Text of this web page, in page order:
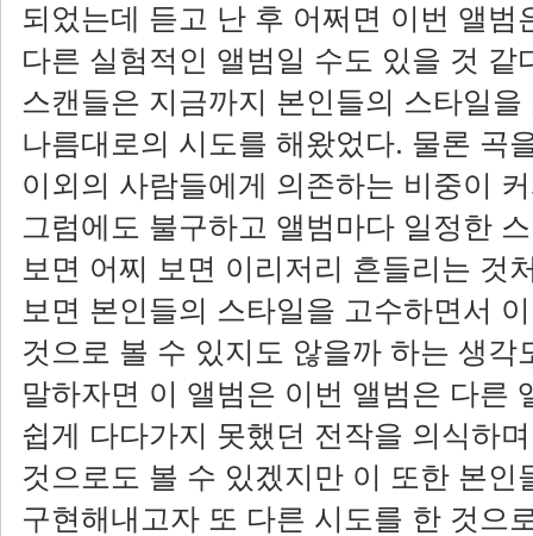
되었는데 듣고 난 후 어쩌면 이번 앨범
다른 실험적인 앨범일 수도 있을 것 같
스캔들은 지금까지 본인들의 스타일
나름대로의 시도를 해왔었다. 물론 곡
이외의 사람들에게 의존하는 비중이
그럼에도 불구하고 앨범마다 일정한
보면 어찌 보면 이리저리 흔들리는 것
보면 본인들의 스타일을 고수하면서
것으로 볼 수 있지도 않을까 하는 생각
말하자면 이 앨범은 이번 앨범은 다른
쉽게 다다가지 못했던 전작을 의식하
것으로도 볼 수 있겠지만 이 또한 본인
구현해내고자 또 다른 시도를 한 것으